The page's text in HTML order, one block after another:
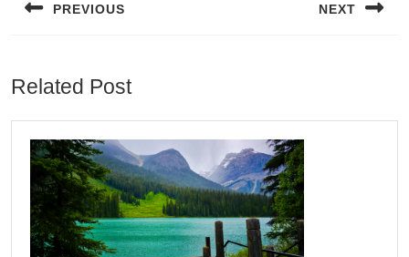
PREVIOUS NEXT
Related Post